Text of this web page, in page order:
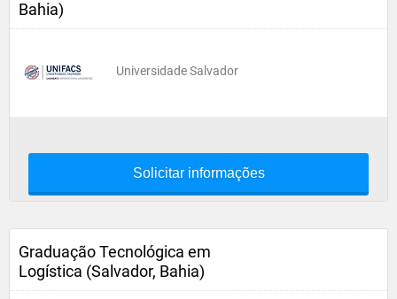
Bahia)
Universidade Salvador
Solicitar informações
Graduação Tecnológica em
Logística (Salvador, Bahia)